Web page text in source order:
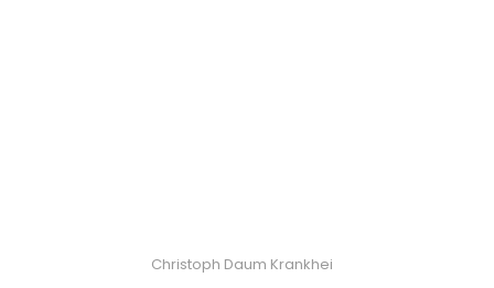
Christoph Daum Krankhei